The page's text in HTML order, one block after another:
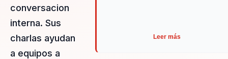
conversacion
interna. Sus
charlas ayudan
a equipos a
Leer más